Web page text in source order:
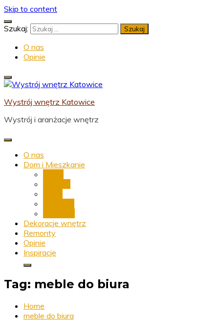
Skip to content
Szukaj:
O nas
Opinie
Wystrój wnętrz Katowice
Wystrój i aranżacje wnętrz
O nas
Dom i Mieszkanie
Dekoracje wnętrz
Remonty
Opinie
Inspiracje
Tag: meble do biura
Home
meble do biura